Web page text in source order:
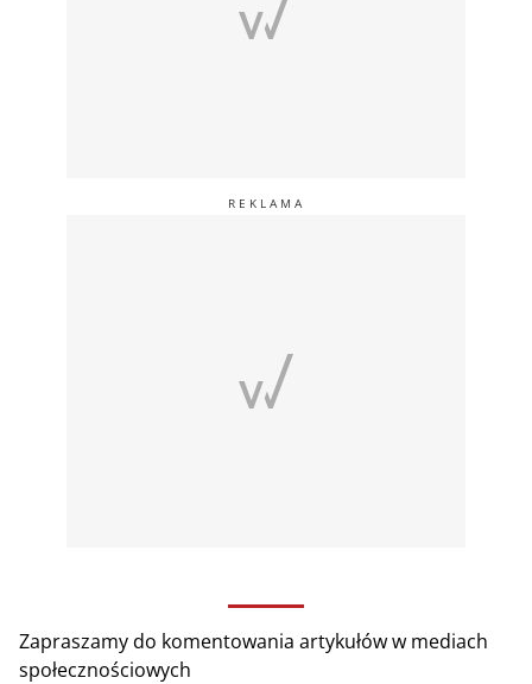
Zapraszamy do komentowania artykułów w mediach
społecznościowych